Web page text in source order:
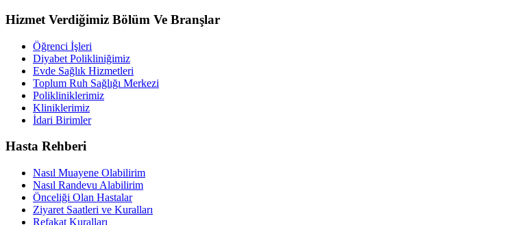
Hizmet Verdiğimiz Bölüm Ve Branşlar
Öğrenci İşleri
Diyabet Polikliniğimiz
Evde Sağlık Hizmetleri
Toplum Ruh Sağlığı Merkezi
Polikliniklerimiz
Kliniklerimiz
İdari Birimler
Hasta Rehberi
Nasıl Muayene Olabilirim
Nasıl Randevu Alabilirim
Önceliği Olan Hastalar
Ziyaret Saatleri ve Kuralları
Refakat Kuralları